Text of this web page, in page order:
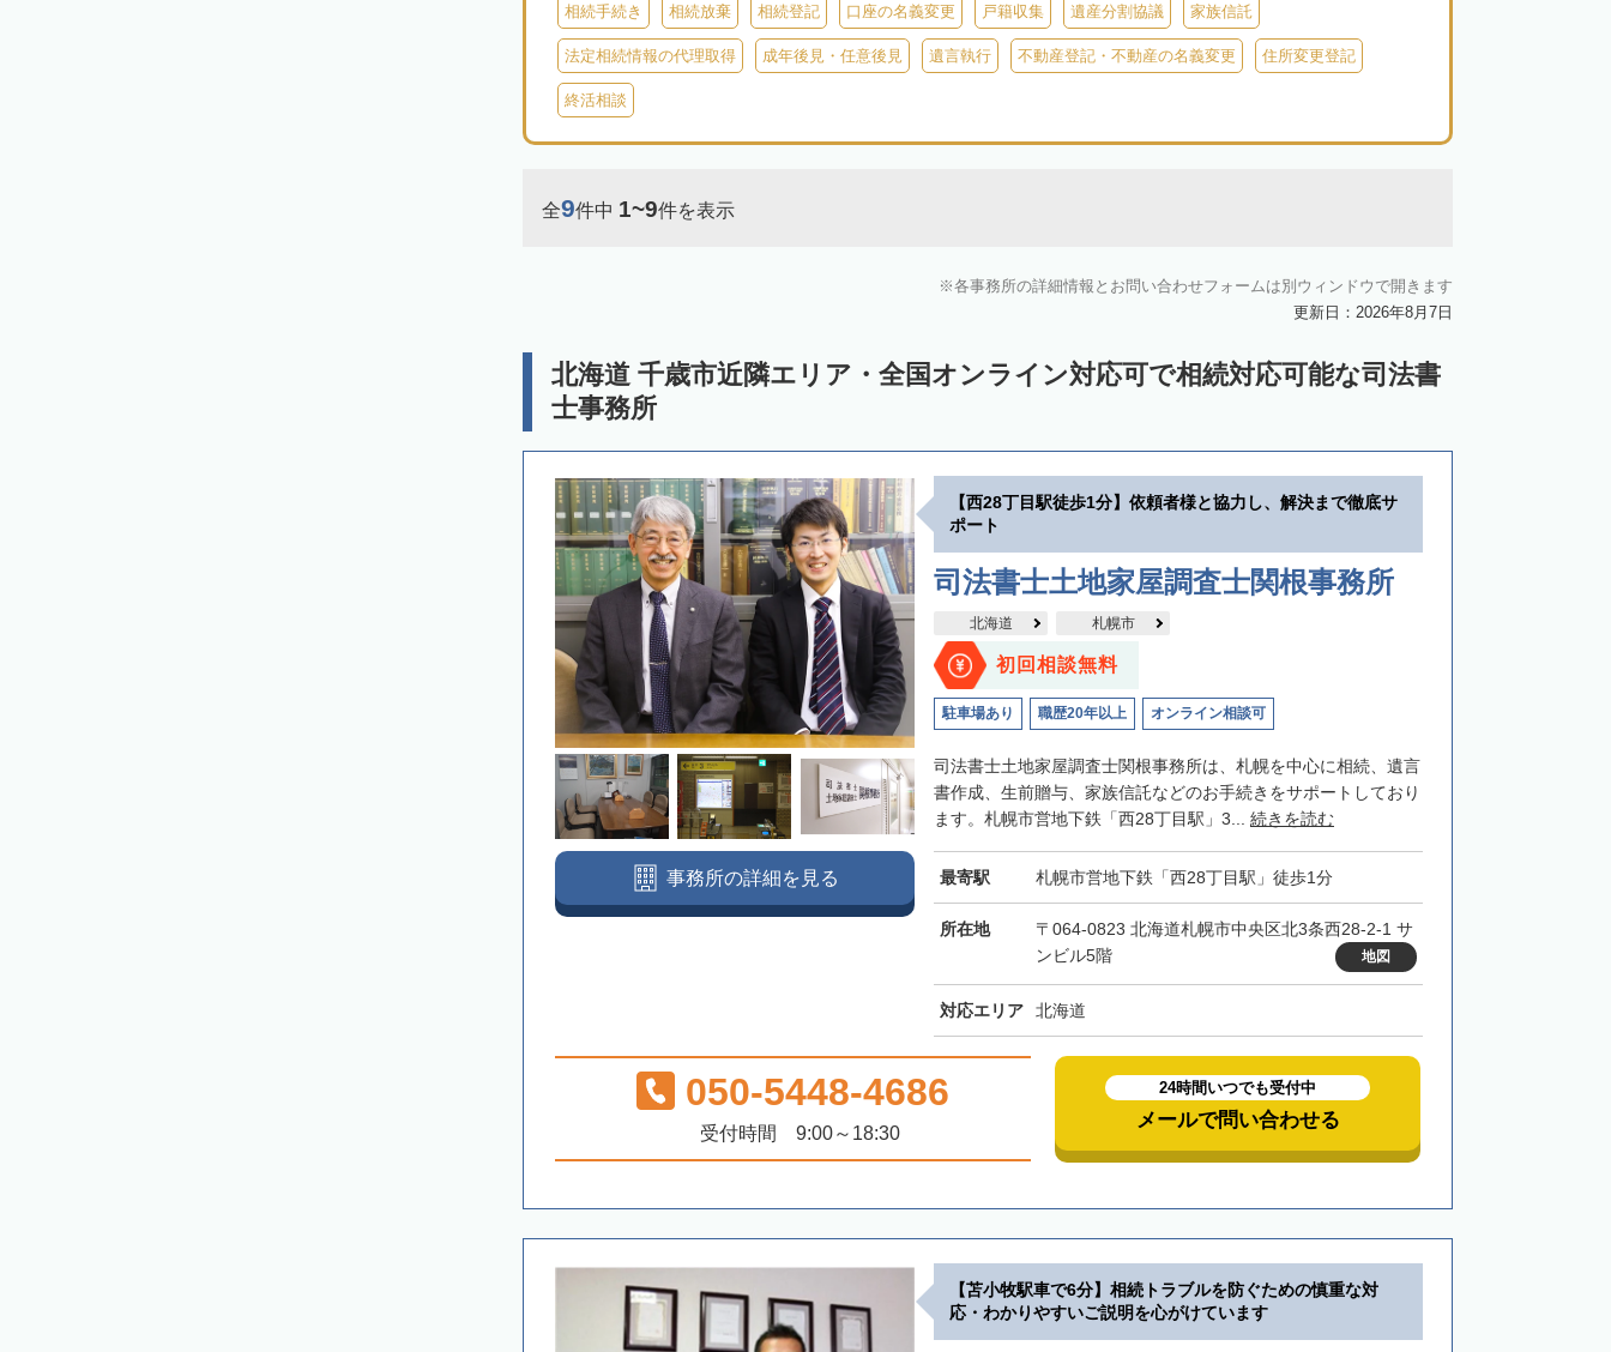
余市郡仁木町 余市郡余市町 余市郡赤井川村 空知郡南幌町 空知郡奈井江町 空知郡上砂川町
空知郡上富良野町 空知郡中富良野町 空知郡南富良野町 夕張郡由仁町 夕張郡長沼町 夕張郡栗山町
樺戸郡月形町
上川郡東神楽町 上川郡鷹栖町
中川郡幕別町 中川郡池田町 中川郡豊頃町
天塩郡遠別町 天塩郡天塩町 天塩郡豊富町 天塩郡幌延町 宗谷郡猿払村 枝幸郡浜頓別町
網走郡津別町 網走郡大空町 斜里郡斜里町 斜里郡清里町 斜里郡小清水町 常呂郡訓子府町
常呂郡置戸町 常呂郡佐呂間町 紋別郡遠軽町 紋別郡湧別町
紋別郡西興部村 紋別郡雄武町 有珠郡壮瞥町 白老郡白老町 沙流郡日高町 沙流郡平取町 新冠郡新冠町
浦河郡浦河町 様似郡様似町 幌泉郡えりも町
河東郡上士幌町 河東郡鹿追町 河西郡芽室町 河西郡中札内村 河西郡更別村
広尾郡広尾町 足寄郡足寄町 足寄郡陸別町 十勝郡浦幌町 釧路郡釧路町 厚岸郡厚岸町
川上郡標茶町 川上郡弟子屈町 阿寒郡鶴居村
標津郡標津町 目梨郡羅臼町
相続手続き 相続放棄 相続登記 口座の名義変更 戸籍収集 遺産分割協議 家族信託
法定相続情報の代理取得 成年後見・任意後見 遺言執行 不動産登記・不動産の名義変更 住所変更登記
終活相談
全9件中 1~9件を表示
各事務所の詳細情報とお問い合わせフォームは別ウィンドウで開きます
更新日：2026年8月7日
北海道 千歳市近隣エリア・全国オンライン対応可で相続対応可能な司法書
士事務所
【西28丁目駅徒歩1分】依頼者様と協力し、解決まで徹底サ
ポート
司法書士土地家屋調査士関根事務所
北海道 札幌市
初回相談無料
駐車場あり 職歴20年以上 オンライン相談可
司法書士土地家屋調査士関根事務所は、札幌を中心に相続、遺言
書作成、生前贈与、家族信託などのお手続きをサポートしており
ます。札幌市営地下鉄「西28丁目駅」3... 続きを読む
最寄駅 札幌市営地下鉄「西28丁目駅」徒歩1分
所在地
〒064-0823 北海道札幌市中央区北3条西28-2-1 サ
ンビル5階
地図
対応エリア 北海道
事務所の詳細を見る
050-5448-4686
受付時間 9:00～18:30
24時間いつでも受付中
メールで問い合わせる
【苫小牧駅車で6分】相続トラブルを防ぐための慎重な対
応・わかりやすいご説明を心がけています